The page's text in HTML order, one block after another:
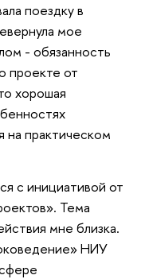
поездку в
мое
- обязанность
проекте от
хорошая
на практическом
с инициативой от
Тема
мне близка.
НИУ